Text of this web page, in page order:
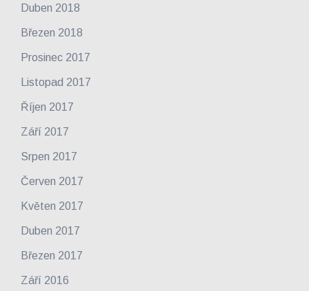
Duben 2018
Březen 2018
Prosinec 2017
Listopad 2017
Říjen 2017
Září 2017
Srpen 2017
Červen 2017
Květen 2017
Duben 2017
Březen 2017
Září 2016